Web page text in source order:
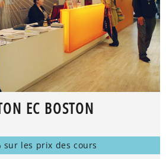
EC BOSTON
sur les prix des cours